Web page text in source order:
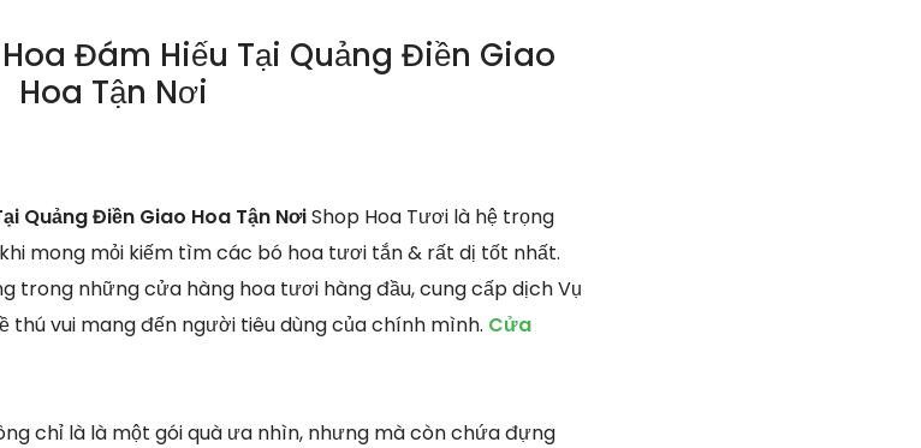
Đám Hiếu Tại Quảng Điền Giao
Hoa Tận Nơi
Quảng Điền Giao Hoa Tận NơiShop Hoa Tươi là hệ trọng
mong mỏi kiếm tìm các bó hoa tươi tắn & rất dị tốt nhất.
trong những cửa hàng hoa tươi hàng đầu, cung cấp dịch Vụ
thú vui mang đến người tiêu dùng của chính mình. Cửa
chỉ là là một gói quà ưa nhìn, nhưng mà còn chứa đựng